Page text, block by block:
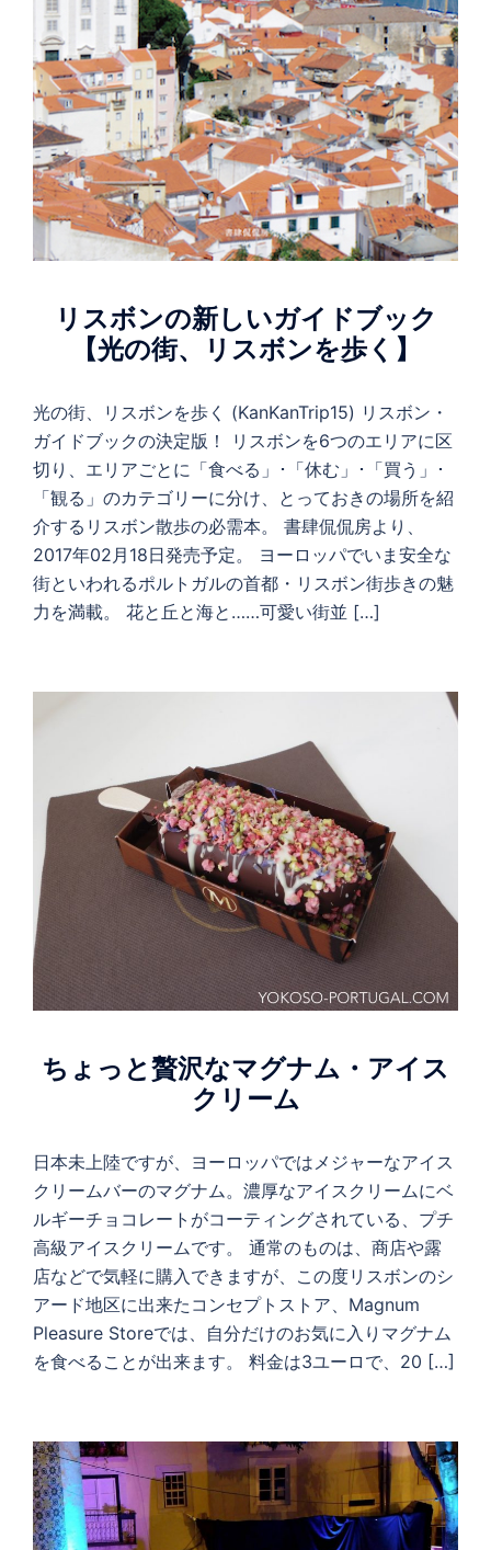
リスボンの新しいガイドブック
【光の街、リスボンを歩く】
光の街、リスボンを歩く (KanKanTrip15) リスボン・
ガイドブックの決定版！ リスボンを6つのエリアに区
切り、エリアごとに「食べる」･「休む」･「買う」･
「観る」のカテゴリーに分け、とっておきの場所を紹
介するリスボン散歩の必需本。 書肆侃侃房より、
2017年02月18日発売予定。 ヨーロッパでいま安全な
街といわれるポルトガルの首都・リスボン街歩きの魅
力を満載。 花と丘と海と……可愛い街並 […]
ちょっと贅沢なマグナム・アイス
クリーム
日本未上陸ですが、ヨーロッパではメジャーなアイス
クリームバーのマグナム。濃厚なアイスクリームにベ
ルギーチョコレートがコーティングされている、プチ
高級アイスクリームです。 通常のものは、商店や露
店などで気軽に購入できますが、この度リスボンのシ
アード地区に出来たコンセプトストア、Magnum
Pleasure Storeでは、自分だけのお気に入りマグナム
を食べることが出来ます。 料金は3ユーロで、20 […]